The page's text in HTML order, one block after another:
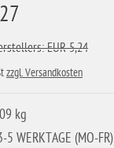
EUR 5,24
zzgl. Versandkosten
kg
5 WERKTAGE (MO-FR)